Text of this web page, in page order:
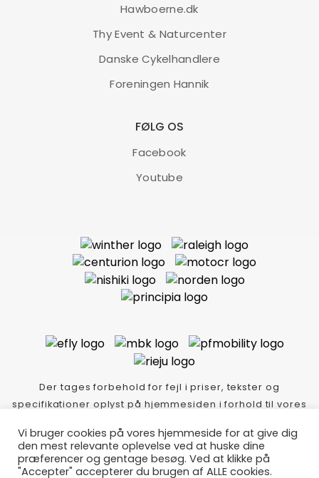
Hawboerne.dk
Thy Event & Naturcenter
Danske Cykelhandlere
Foreningen Hannik
FØLG OS
Facebook
Youtube
Der tages forbehold for fejl i priser, tekster og
specifikationer oplyst på hjemmesiden i forhold til vores
Thycykler.dk Idé-tekst-foto Copyright
Lindskog/event/kommunikation/m: 40282340-
Glæde/Klitmøller - webdesign Mozo.dk
Vi bruger cookies på vores hjemmeside for at give dig
den mest relevante oplevelse ved at huske dine
præferencer og gentage besøg. Ved at klikke på
"Accepter" accepterer du brugen af ALLE cookies.